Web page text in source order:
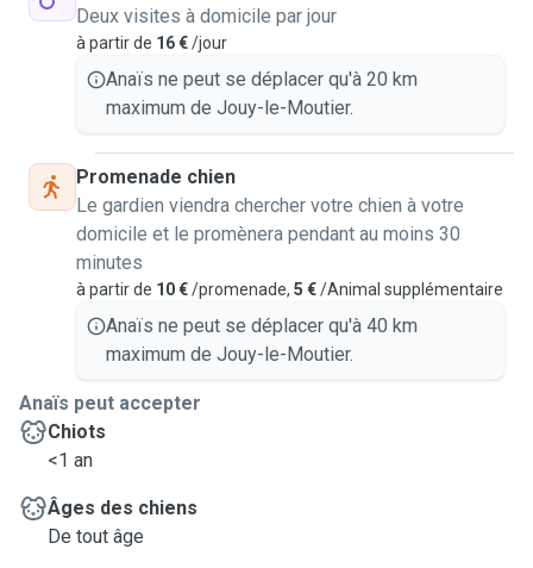
Deux visites à domicile par jour
à partir de 16 €/jour
Anaïs ne peut se déplacer qu'à 20 km
maximum de Jouy-le-Moutier.
Promenade chien
Le gardien viendra chercher votre chien à votre
domicile et le promènera pendant au moins 30
minutes
à partir de 10 €/promenade, 5 €/Animal supplémentaire
Anaïs ne peut se déplacer qu'à 40 km
maximum de Jouy-le-Moutier.
Anaïs peut accepter
Chiots
<1 an
Âges des chiens
De tout âge